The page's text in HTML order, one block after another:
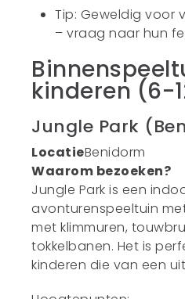
Tip: Geweldig voor
– vraag naar hun
kinderen (6-
Jungle Park
LocatieBenidorm
Waarom bezoeken?
Jungle Park is een
avonturenspeeltuin
met klimmuren,
tokkelbanen. Het is
kinderen die van een